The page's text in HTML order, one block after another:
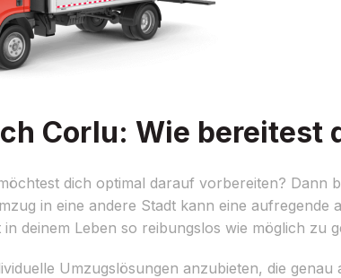
Corlu: Wie bereitest
dich optimal darauf vorbereiten? Dann
in eine andere Stadt kann eine aufregende
deinem Leben so reibungslos wie möglich zu
Umzugslösungen anzubieten, die genau